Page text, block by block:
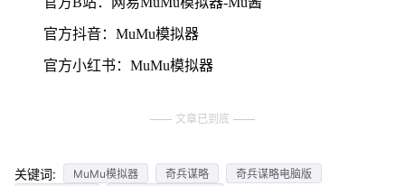
官方抖音：MuMu模拟器
官方小红书：MuMu模拟器
文章已到底
关键词: MuMu模拟器 奇兵谋略
奇兵谋略电脑版